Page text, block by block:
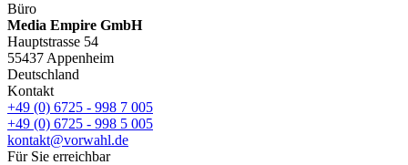
Büro
Media Empire GmbH
Hauptstrasse 54
55437 Appenheim
Deutschland
Kontakt
+49 (0) 6725 - 998 7 005
+49 (0) 6725 - 998 5 005
kontakt@vorwahl.de
Für Sie erreichbar